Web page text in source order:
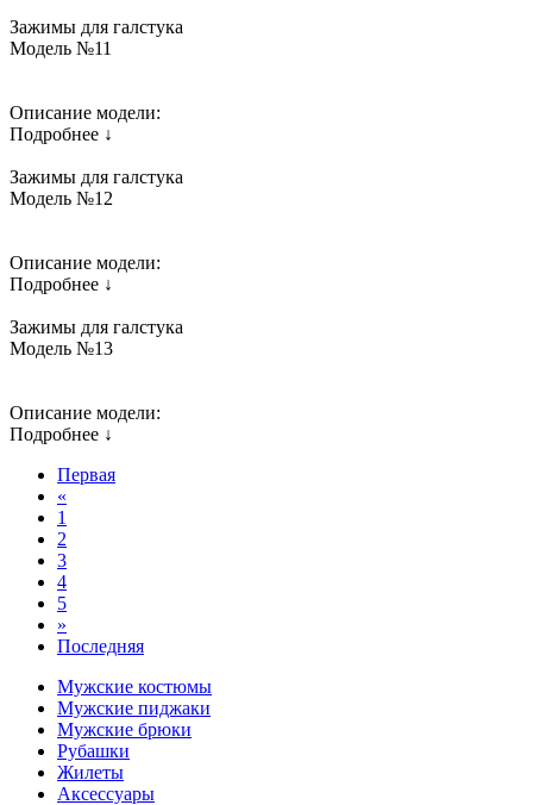
Зажимы для галстука
Модель №11
Описание модели:
Подробнее ↓
Зажимы для галстука
Модель №12
Описание модели:
Подробнее ↓
Зажимы для галстука
Модель №13
Описание модели:
Подробнее ↓
Первая
«
1
2
3
4
5
»
Последняя
Мужские костюмы
Мужские пиджаки
Мужские брюки
Рубашки
Жилеты
Аксессуары